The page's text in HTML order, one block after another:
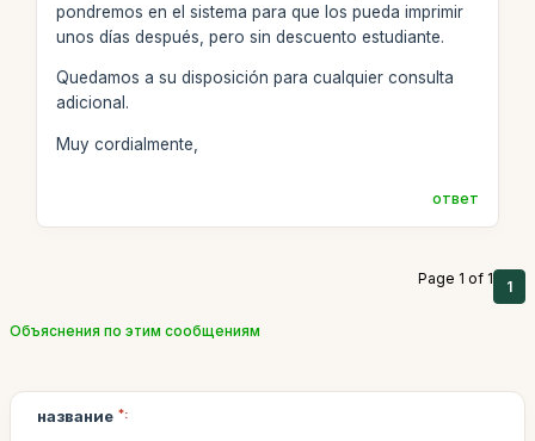
pondremos en el sistema para que los pueda imprimir
unos días después, pero sin descuento estudiante.
Quedamos a su disposición para cualquier consulta
adicional.
Muy cordialmente,
ответ
Page 1 of 1 1
Объяснения по этим сообщениям
название *: